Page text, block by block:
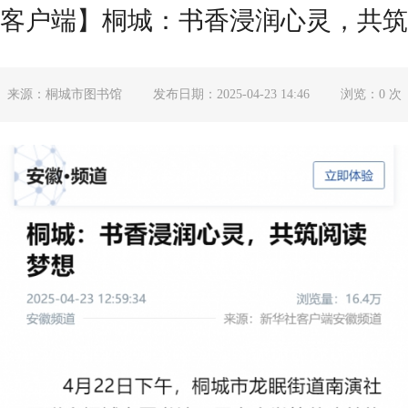
户端】桐城：书香浸润心灵，共
来源：桐城市图书馆 发布日期：2025-04-23 14:46 浏览： 0次